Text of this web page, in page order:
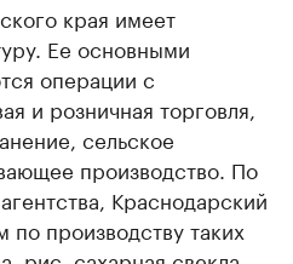
края имеет
Ее основными
операции с
и розничная торговля,
сельское
производство. По
Краснодарский
по производству таких